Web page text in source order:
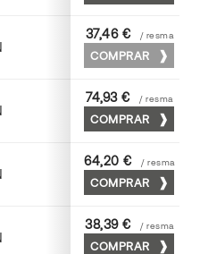
52 x 70
37,46 € / resma
COMPRAR
72 x 102
74,93 € / resma
COMPRAR
63 x 88
64,20 € / resma
COMPRAR
52 x 70
38,39 € / resma
COMPRAR